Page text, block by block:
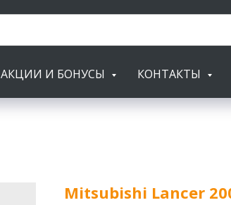
АКЦИИ И БОНУСЫ КОНТАКТЫ
Mitsubishi Lancer